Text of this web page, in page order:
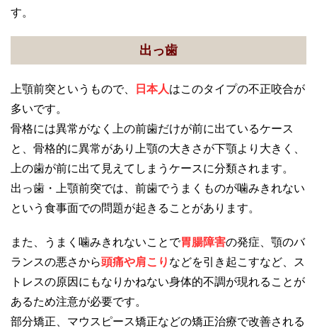
す。
出っ歯
上顎前突というもので、 日本人はこのタイプの不正咬合が
多いです。
骨格には異常がなく上の前歯だけが前に出ているケース
と、骨格的に異常があり上顎の大きさが下顎より大きく、
上の歯が前に出て見えてしまうケースに分類されます。
出っ歯・上顎前突では、前歯でうまくものが噛みきれない
という食事面での問題が起きることがあります。
また、うまく噛みきれないことで胃腸障害の発症、顎のバ
ランスの悪さから頭痛や肩こり などを引き起こすなど、ス
トレスの原因にもなりかねない身体的不調が現れることが
あるため注意が必要です。
部分矯正、マウスピース矯正などの矯正治療で改善される